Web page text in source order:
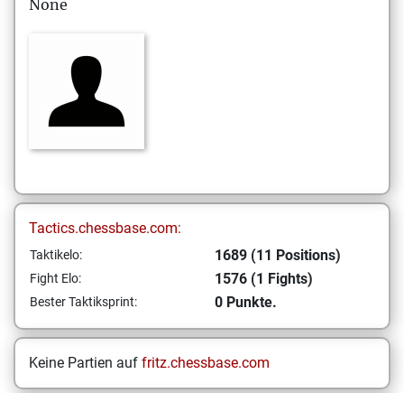
None
Tactics.chessbase.com:
Taktikelo: 1689 (11 Positions)
Fight Elo: 1576 (1 Fights)
Bester Taktiksprint: 0 Punkte.
Keine Partien auf fritz.chessbase.com